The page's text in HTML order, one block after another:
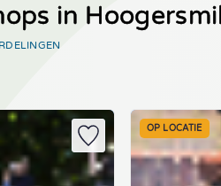
in
OP LOCATIE